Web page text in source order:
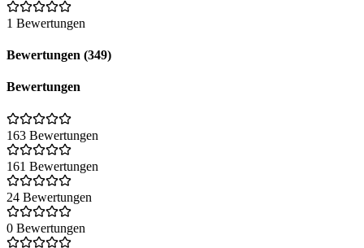
1 Bewertungen
Bewertungen (349)
Bewertungen
163 Bewertungen
161 Bewertungen
24 Bewertungen
0 Bewertungen